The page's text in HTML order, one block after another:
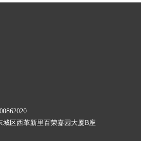
城区西革新里百荣嘉园大厦B座